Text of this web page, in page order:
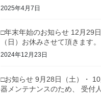
2025年4月7日
□年末年始のお知らせ 12月29
（日）お休みさせて頂きます。
2024年12月23日
□お知らせ 9月28日（土）・
器メンテナンスのため、 受